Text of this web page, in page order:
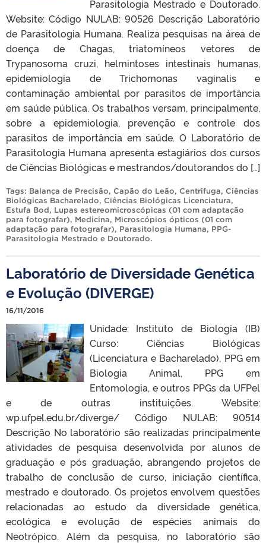
Parasitologia Mestrado e Doutorado.
Website: Código NULAB: 90526 Descrição Laboratório
de Parasitologia Humana. Realiza pesquisas na área de
doença de Chagas, triatomíneos vetores de
Trypanosoma cruzi, helmintoses intestinais humanas,
epidemiologia de Trichomonas vaginalis e
contaminação ambiental por parasitos de importância
em saúde pública. Os trabalhos versam, principalmente,
sobre a epidemiologia, prevenção e controle dos
parasitos de importância em saúde. O Laboratório de
Parasitologia Humana apresenta estagiários dos cursos
de Ciências Biológicas e mestrandos/doutorandos do […]
Tags: Balança de Precisão, Capão do Leão, Centrifuga, Ciências
Biológicas Bacharelado, Ciências Biológicas Licenciatura,
Estufa Bod, Lupas estereomicroscópicas (01 com adaptação
para fotografar), Medicina, Microscópios ópticos (01 com
adaptação para fotografar), Parasitologia Humana, PPG-
Parasitologia Mestrado e Doutorado.
Laboratório de Diversidade Genética
e Evolução (DIVERGE)
16/11/2016
Unidade: Instituto de Biologia (IB)
Curso: Ciências Biológicas
(Licenciatura e Bacharelado), PPG em
Biologia Animal, PPG em
Entomologia, e outros PPGs da UFPel
e de outras instituições. Website:
wp.ufpel.edu.br/diverge/ Código NULAB: 90514
Descrição No laboratório são realizadas principalmente
atividades de pesquisa desenvolvida por alunos de
graduação e pós graduação, abrangendo projetos de
trabalho de conclusão de curso, iniciação científica,
mestrado e doutorado. Os projetos envolvem questões
relacionadas ao estudo da diversidade genética,
ecológica e evolução de espécies animais do
Neotrópico. Além da pesquisa, no laboratório são